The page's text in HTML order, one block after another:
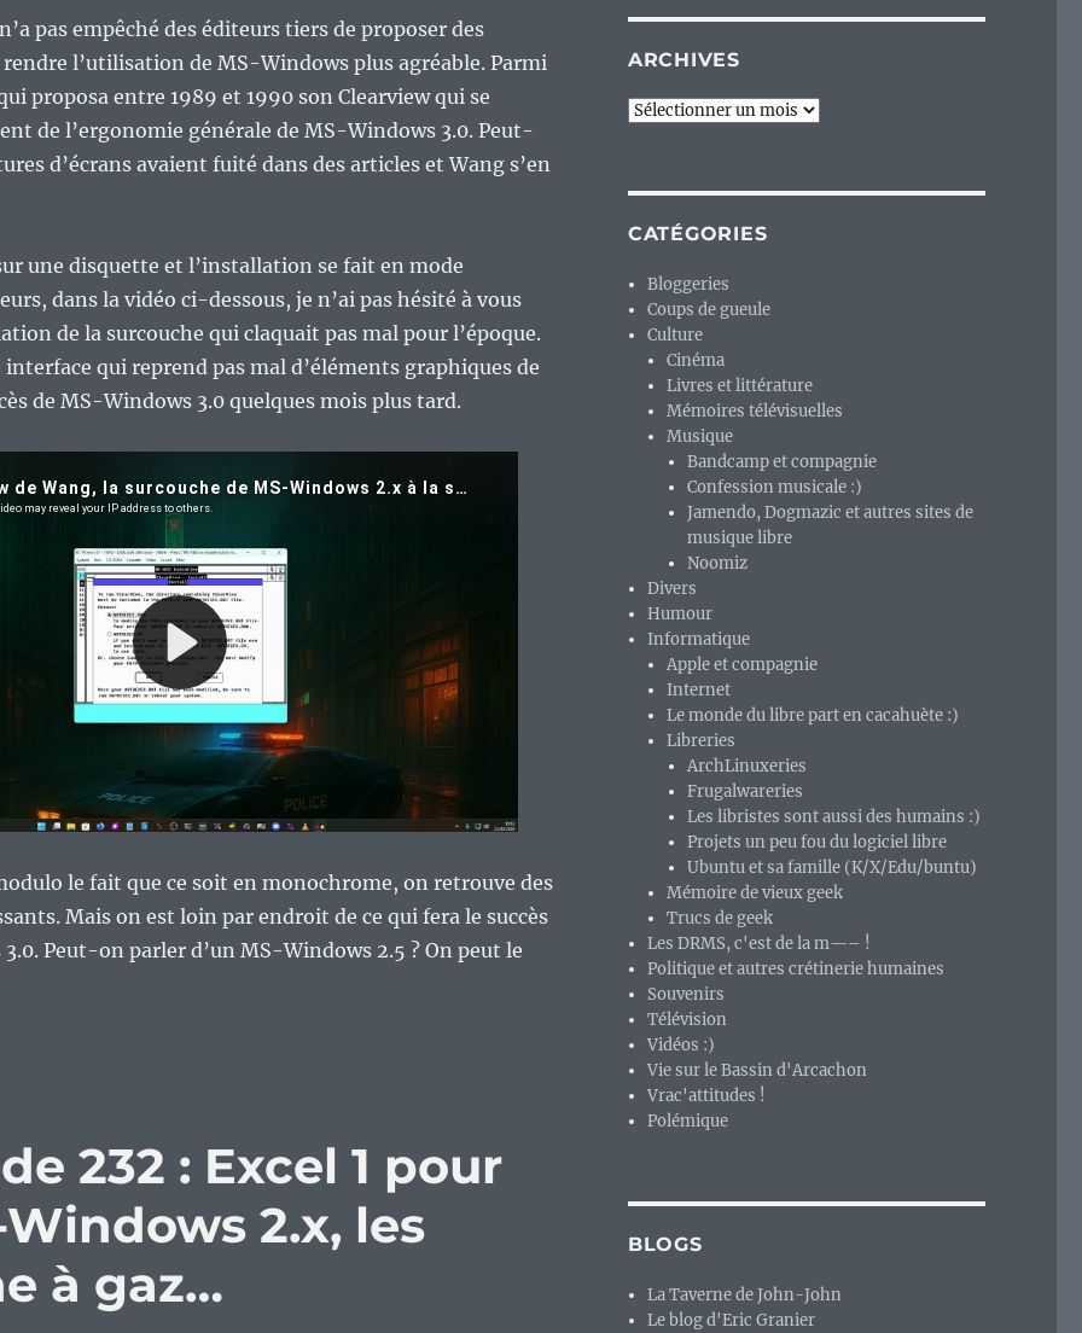
pas empêché des éditeurs tiers de proposer des
l’utilisation de MS-Windows plus agréable. Parmi
proposa entre 1989 et 1990 son Clearview qui se
de l’ergonomie générale de MS-Windows 3.0. Peut-
d’écrans avaient fuité dans des articles et Wang s’en
une disquette et l’installation se fait en mode
dans la vidéo ci-dessous, je n’ai pas hésité à vous
de la surcouche qui claquait pas mal pour l’époque.
interface qui reprend pas mal d’éléments graphiques de
de MS-Windows 3.0 quelques mois plus tard.
le fait que ce soit en monochrome, on retrouve des
Mais on est loin par endroit de ce qui fera le succès
Peut-on parler d’un MS-Windows 2.5 ? On peut le
232 : Excel 1 pour
2.x, les
à gaz…
ARCHIVES
Archives
CATÉGORIES
Bloggeries
Coups de gueule
Culture
Cinéma
Livres et littérature
Mémoires télévisuelles
Musique
Bandcamp et compagnie
Confession musicale :)
Jamendo, Dogmazic et autres sites de
musique libre
Noomiz
Divers
Humour
Informatique
Apple et compagnie
Internet
Le monde du libre part en cacahuète :)
Libreries
ArchLinuxeries
Frugalwareries
Les libristes sont aussi des humains :)
Projets un peu fou du logiciel libre
Ubuntu et sa famille (K/X/Edu/buntu)
Mémoire de vieux geek
Trucs de geek
Les DRMS, c'est de la m—– !
Politique et autres crétinerie humaines
Souvenirs
Télévision
Vidéos :)
Vie sur le Bassin d'Arcachon
Vrac'attitudes !
Polémique
BLOGS
La Taverne de John-John
Le blog d'Eric Granier